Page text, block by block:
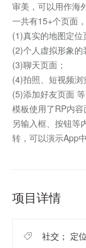
审美，可以用作海
一共有15+个页面
(1)真实的地图定位
(2)个人虚拟形象的
(3)聊天页面；
(4)拍照、短视频浏
(5)添加好友页面 等
模板使用了RP内
另输入框、按钮等
转，可以演示App
项目详情
社交； 定